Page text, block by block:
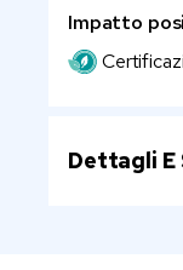
Impatto
Dettagli E